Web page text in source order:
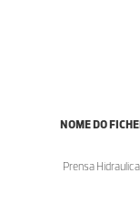
NOME DO
Prensa